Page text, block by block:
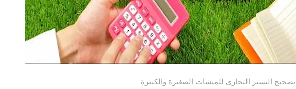
تصحيح التستر التجاري للمنشآت الصغيرة والكبيرة